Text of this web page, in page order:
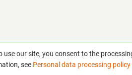
use our site, you consent to the
see Personal data processing policy